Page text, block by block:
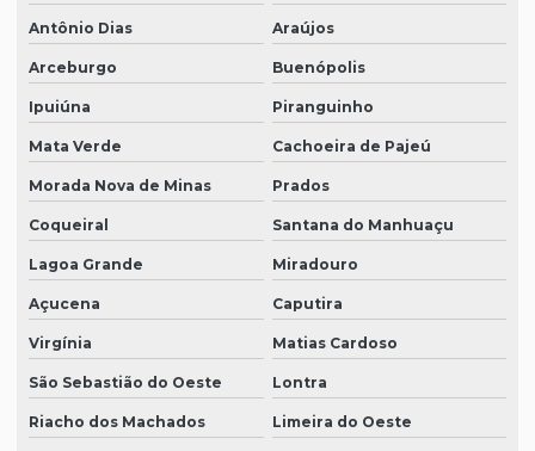
Antônio Dias Araújos
Arceburgo Buenópolis
Ipuiúna Piranguinho
Mata Verde Cachoeira de Pajeú
Morada Nova de Minas Prados
Coqueiral Santana do Manhuaçu
Lagoa Grande Miradouro
Açucena Caputira
Virgínia Matias Cardoso
São Sebastião do Oeste Lontra
Riacho dos Machados Limeira do Oeste